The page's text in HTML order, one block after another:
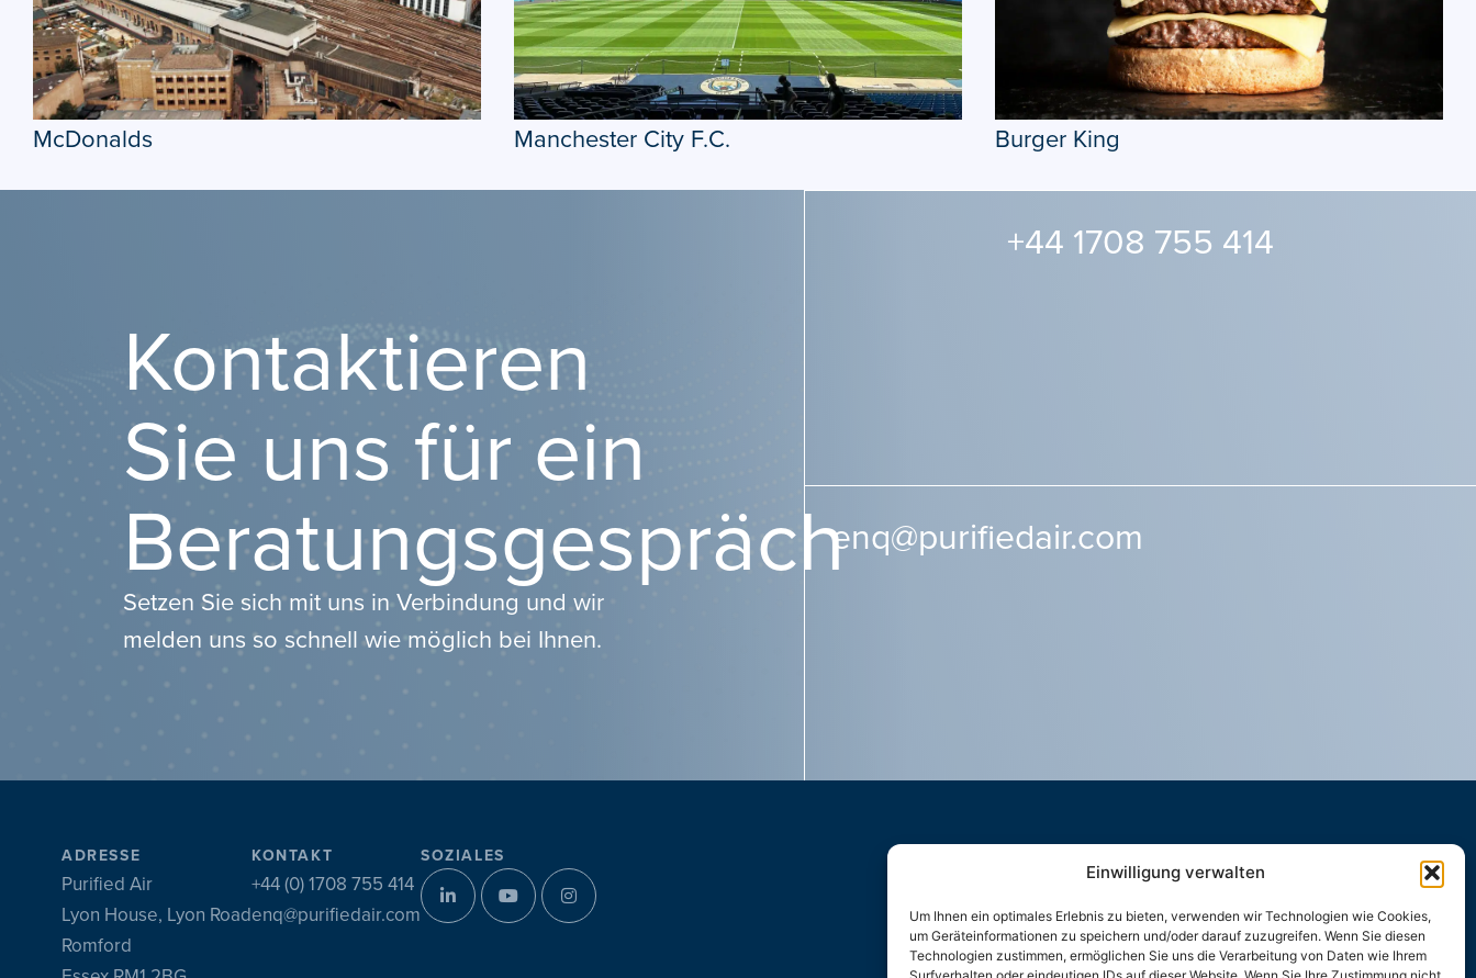
Einwilligung verwalten
Um Ihnen ein optimales Erlebnis zu bieten, verwenden wir Technologien wie Cookies,
um Geräteinformationen zu speichern und/oder darauf zuzugreifen. Wenn Sie diesen
Technologien zustimmen, ermöglichen Sie uns die Verarbeitung von Daten wie Ihrem
McDonalds Manchester City F.C. Burger King
Kontaktieren
Sie uns für ein
Beratungsgespräch
Setzen Sie sich mit uns in Verbindung und wir
melden uns so schnell wie möglich bei Ihnen.
+44 1708 755 414
enq@purifiedair.com
ADRESSE
Purified Air
Lyon House, Lyon Road
Romford
KONTAKT
+44 (0) 1708 755 414
enq@purifiedair.com
SOZIALES